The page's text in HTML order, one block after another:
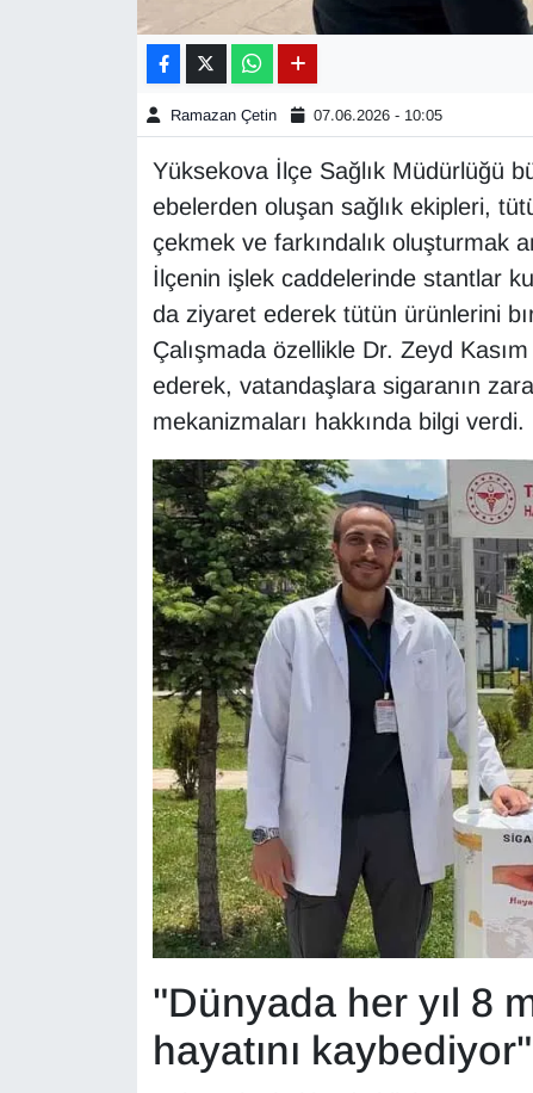
Ramazan Çetin 07.06.2026 - 10:05
Yüksekova İlçe Sağlık Müdürlüğü
ebelerden oluşan sağlık ekipleri,
çekmek ve farkındalık oluşturmak
İlçenin işlek caddelerinde stantlar
da ziyaret ederek tütün ürünlerini
Çalışmada özellikle Dr. Zeyd
ederek, vatandaşlara sigaranın
mekanizmaları hakkında bilgi verdi.
"Dünyada her yıl 8
hayatını kaybediyor"
HABERDE İNSAN
Kamu Alımları
Kim Kimdir?
Kültür & Sanat
MAGAZİN
ONE EKONOMİ
POLİTİKA
Resmi İlanlar
RÖPORTAJ